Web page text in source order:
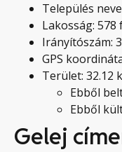
Település
Lakosság: 578
Irányítószám:
GPS
Terület: 32.12
Ebből
Ebből
Gelej